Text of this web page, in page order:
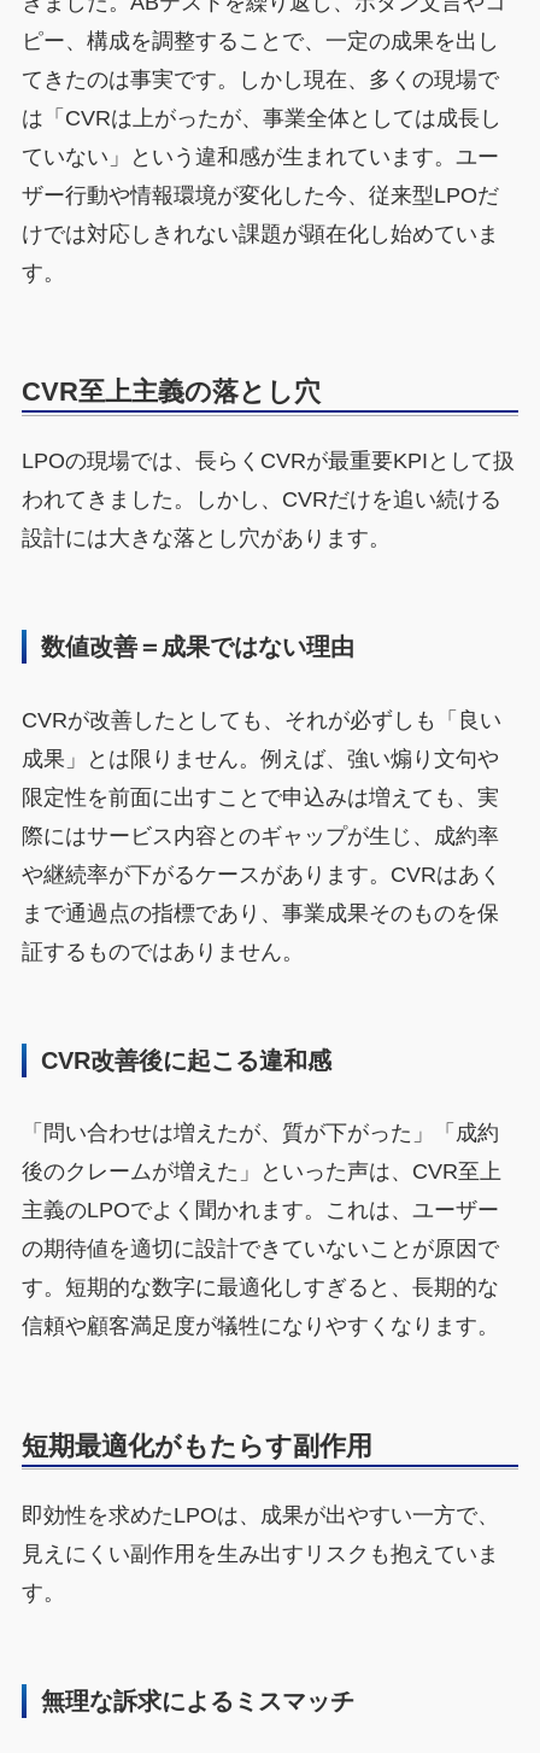
ピー、構成を調整することで、一定の成果を出し
てきたのは事実です。しかし現在、多くの現場で
は「CVRは上がったが、事業全体としては成長し
ていない」という違和感が生まれています。ユー
ザー行動や情報環境が変化した今、従来型LPOだ
けでは対応しきれない課題が顕在化し始めていま
す。
CVR至上主義の落とし穴
LPOの現場では、長らくCVRが最重要KPIとして扱
われてきました。しかし、CVRだけを追い続ける
設計には大きな落とし穴があります。
数値改善＝成果ではない理由
CVRが改善したとしても、それが必ずしも「良い
成果」とは限りません。例えば、強い煽り文句や
限定性を前面に出すことで申込みは増えても、実
際にはサービス内容とのギャップが生じ、成約率
や継続率が下がるケースがあります。CVRはあく
まで通過点の指標であり、事業成果そのものを保
証するものではありません。
CVR改善後に起こる違和感
「問い合わせは増えたが、質が下がった」「成約
後のクレームが増えた」といった声は、CVR至上
主義のLPOでよく聞かれます。これは、ユーザー
の期待値を適切に設計できていないことが原因で
す。短期的な数字に最適化しすぎると、長期的な
信頼や顧客満足度が犠牲になりやすくなります。
短期最適化がもたらす副作用
即効性を求めたLPOは、成果が出やすい一方で、
見えにくい副作用を生み出すリスクも抱えていま
す。
無理な訴求によるミスマッチ